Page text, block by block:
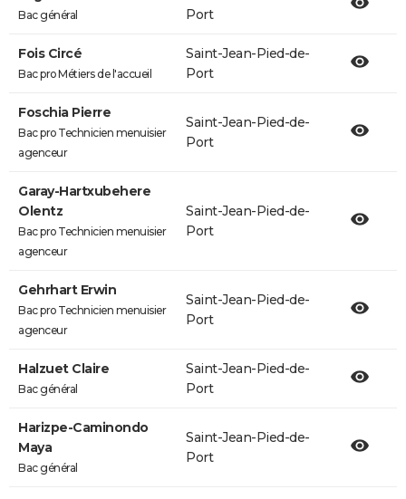
Bac général
Port
Fois Circé
Bac pro Métiers de l'accueil
Saint-Jean-Pied-de-
Port
Foschia Pierre
Bac pro Technicien menuisier
agenceur
Saint-Jean-Pied-de-
Port
Garay-Hartxubehere
Olentz
Bac pro Technicien menuisier
agenceur
Saint-Jean-Pied-de-
Port
Gehrhart Erwin
Bac pro Technicien menuisier
agenceur
Saint-Jean-Pied-de-
Port
Halzuet Claire
Bac général
Saint-Jean-Pied-de-
Port
Harizpe-Caminondo
Maya
Bac général
Saint-Jean-Pied-de-
Port